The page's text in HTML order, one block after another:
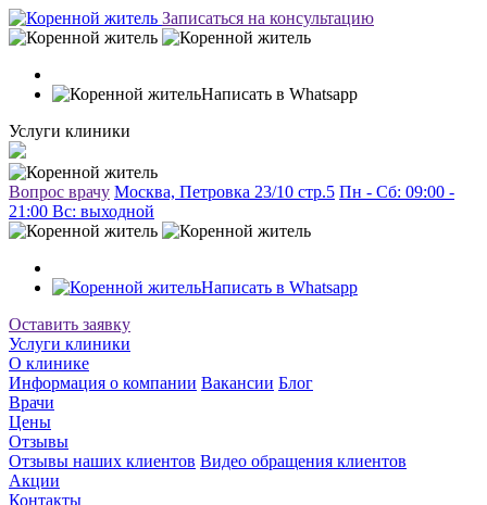
Записаться на консультацию
Написать в Whatsapp
Услуги клиники
Вопрос врачу Москва, Петровка 23/10 стр.5 Пн - Сб: 09:00 -
21:00 Вc: выходной
Написать в Whatsapp
Оставить заявку
Услуги клиники
О клинике
Информация о компании Вакансии Блог
Врачи
Цены
Отзывы
Отзывы наших клиентов Видео обращения клиентов
Акции
Контакты